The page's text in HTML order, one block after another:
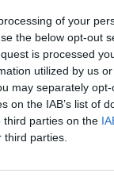
of your
the below opt-out
is processed
utilized by us
may separately
on the IAB’s list of
third parties on the
parties.
αυτό
και
Β’